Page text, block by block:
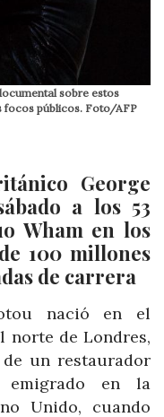
sobre estos
focos públicos. Foto/AFP
George
a los 53
Wham en los
100 millones
de carrera
nació en el
norte de Londres,
un restaurador
emigrado en la
Unido, cuando